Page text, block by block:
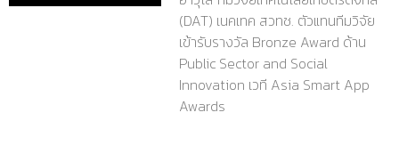
(DAT) เนคเทค สวทช. ตัวแทนทีมวิจัย
เข้ารับรางวัล Bronze Award ด้าน
Public Sector and Social
Innovation เวที Asia Smart App
Awards